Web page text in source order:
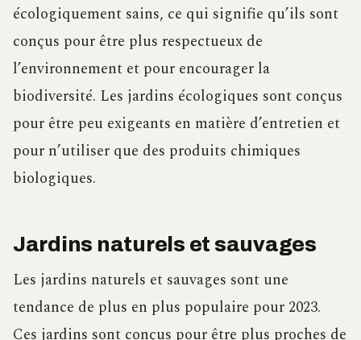
écologiquement sains, ce qui signifie qu’ils sont
conçus pour être plus respectueux de
l’environnement et pour encourager la
biodiversité. Les jardins écologiques sont conçus
pour être peu exigeants en matière d’entretien et
pour n’utiliser que des produits chimiques
biologiques.
Jardins naturels et sauvages
Les jardins naturels et sauvages sont une
tendance de plus en plus populaire pour 2023.
Ces jardins sont conçus pour être plus proches de